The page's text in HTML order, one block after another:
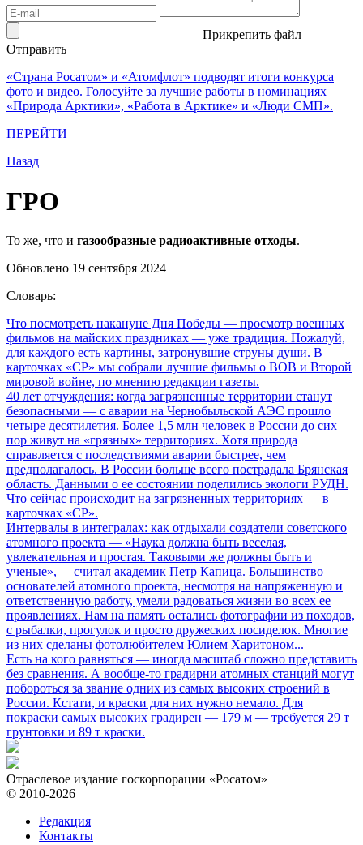
Прикрепить файл
Отправить
«Страна Росатом» и «Атомфлот» подводят итоги конкурса
фото и видео. Голосуйте за лучшие работы в номинациях
«Природа Арктики», «Работа в Арктике» и «Люди СМП».
ПЕРЕЙТИ
Назад
ГРО
То же, что и газообразные радиоактивные отходы.
Обновлено 19 сентября 2024
Словарь:
Что посмотреть накануне Дня Победы — просмотр военных
фильмов на майских праздниках — уже традиция. Пожалуй,
для каждого есть картины, затронувшие струны души. В
карточках «СР» мы собрали лучшие фильмы о ВОВ и Второй
мировой войне, по мнению редакции газеты.
40 лет отчуждения: когда загрязненные территории станут
безопасными — с аварии на Чернобыльской АЭС прошло
четыре десятилетия. Более 1,5 млн человек в России до сих
пор живут на «грязных» территориях. Хотя природа
справляется с последствиями аварии быстрее, чем
предполагалось. В России больше всего пострадала Брянская
область. Данными о ее состоянии поделились экологи РУДН.
Что сейчас происходит на загрязненных территориях — в
карточках «СР».
Интервалы в интегралах: как отдыхали создатели советского
атомного проекта — «Наука должна быть веселая,
увлекательная и простая. Таковыми же должны быть и
ученые», — считал академик Петр Капица. Большинство
основателей атомного проекта, несмотря на напряженную и
ответственную работу, умели радоваться жизни во всех ее
проявлениях. Нам на память остались фотографии из походов,
с рыбалки, прогулок и просто дружеских посиделок. Многие
из них сделаны фотолюбителем Юлием Харитоном...
Есть на кого равняться — иногда масштаб сложно представить
без сравнения. А вообще-то градирни атомных станций могут
побороться за звание одних из самых высоких строений в
России. Кстати, и краски для них нужно немало. Для
покраски самых высоких градирен — 179 м — требуется 29 т
грунтовки и 89 т краски.
Отраслевое издание госкорпорации «Росатом»
© 2010-2026
Редакция
Контакты